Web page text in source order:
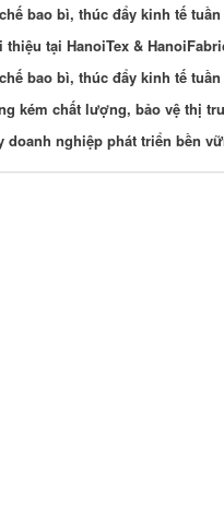
bao bì, thúc đẩy kinh tế tuần
tại HanoiTex &
bao bì, thúc đẩy kinh tế tuần
kém chất lượng, bảo vệ thị
doanh nghiệp phát triển bền